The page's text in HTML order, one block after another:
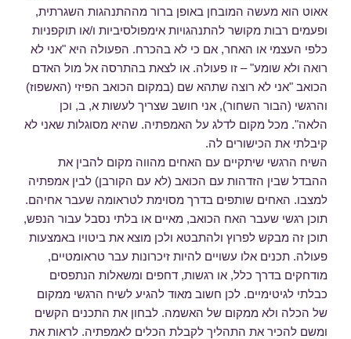
אאוט הוא מעשה המובחן באופן ברור מההתנהגות השגרתית,
ופעמים רבות מקושר להתנהגויות אימפולסיביות ו/או תוקפניות
כלפי העצמי או האחר, אם כי לא בהכרח. הפעולה היא "אני לא
רואה ולא שומע" – זו פעולה. או לצאת בהתרסה אל מול האדם
הכואב "אני לא רוצה שתהא שם (במקום הכואב הפיזי (האשפוז)
והרגשי (הבור השחור), אני חושב שצריך לעשות א, ב, וכן
הלאה". מכל מקום לדלג על האמפתיה. שהיא מסוגלות שאני לא
קיבלתי את הכישורים לה.
השיח הרגשי שיתקיים עם האחים מהווה מקום להבין את
ההבדל שבין הזדהות עם הכואב (לא עם הקורבן) לבין אמפתיה
למצבו. האחים שותפים בדרך מסוימת לטראומה שעבר אחיהם.
תוכן רגשי שעבר האח הכואב, מאיים או בלתי נסבל עבור הנפש,
תוכן זה מבקש לפרוץ ולהתבטא ולכן מוצא את ביטויו באמצעות
פעולה. תכנים אלו עשויים להיות זיכרונות עבר טראומטיים,
מודחקים בדרך כלל, או רגשות, דחפים ומשאלות הנתפסים
כבלתי לגיטימיים. לכן חשוב מאוד להגיע לשיח הרגשי ממקום
של הכלה ולא ממקום של האשמה. לבחון את התכנים הקשים
ומשם להכיר את התהליך לקבלת הכלים לאמפתיה. לראות את